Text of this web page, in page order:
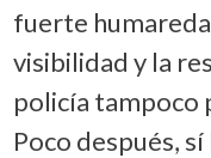
fuerte
visibilidad y la
policía tampoco
Poco después,